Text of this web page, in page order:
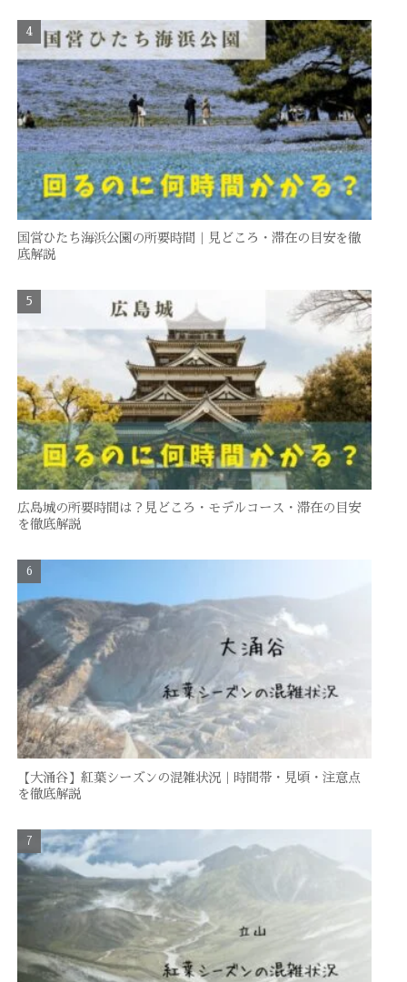
国営ひたち海浜公園の所要時間｜見どころ・滞在の目安を徹
底解説
広島城の所要時間は？見どころ・モデルコース・滞在の目安
を徹底解説
【大涌谷】紅葉シーズンの混雑状況｜時間帯・見頃・注意点
を徹底解説